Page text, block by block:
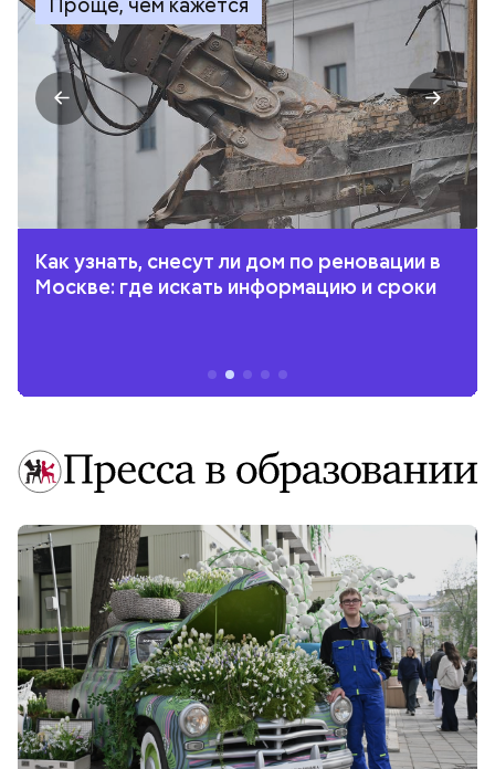
Как узнать, снесут ли дом по реновации в
Москве: где искать информацию и сроки